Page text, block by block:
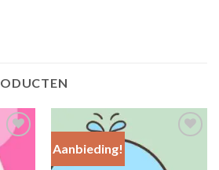
Aanbieding!